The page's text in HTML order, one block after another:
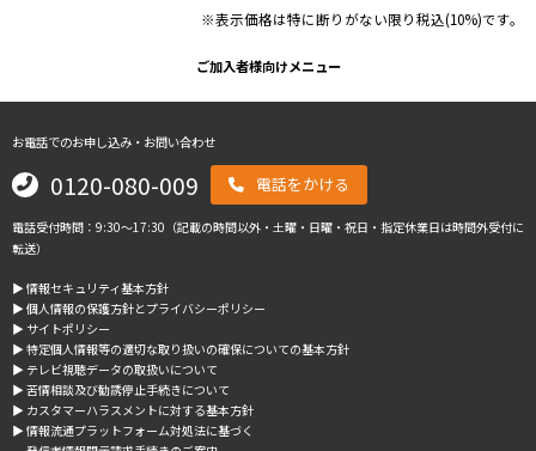
※表示価格は特に断りがない限り税込(10%)です。
ご加入者様向けメニュー
お電話でのお申し込み・お問い合わせ
0120-080-009 電話をかける
電話受付時間：9:30～17:30（記載の時間以外・土曜・日曜・祝日・指定休業日は時間外受付に
転送）
▶︎ 情報セキュリティ基本方針
▶︎ 個人情報の保護方針とプライバシーポリシー
▶︎ サイトポリシー
▶︎ 特定個人情報等の適切な取り扱いの確保についての基本方針
▶︎ テレビ視聴データの取扱いについて
▶︎ 苦情相談及び勧誘停止手続きについて
▶︎ カスタマーハラスメントに対する基本方針
▶︎ 情報流通プラットフォーム対処法に基づく